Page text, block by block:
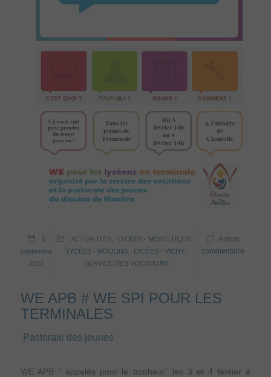
5
septembre
2017
ACTUALITÉS LYCÉES - MONTLUÇON
LYCÉES - MOULINS
LYCÉES - VICHY
SERVICE DES VOCATIONS
Aucun
commentaire
WE APB # WE SPI POUR LES
TERMINALES
Pastorale des jeunes
WE APB ” appelés pour le bonheur” les 3 et 4 février à